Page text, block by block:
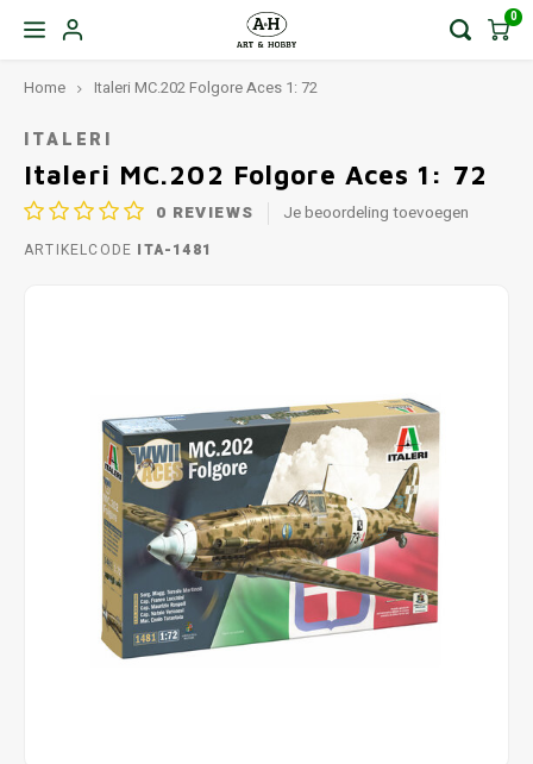
0
Home Italeri MC.202 Folgore Aces 1: 72
ITALERI
Italeri MC.202 Folgore Aces 1: 72
0 REVIEWS Je beoordeling toevoegen
ARTIKELCODE ITA-1481